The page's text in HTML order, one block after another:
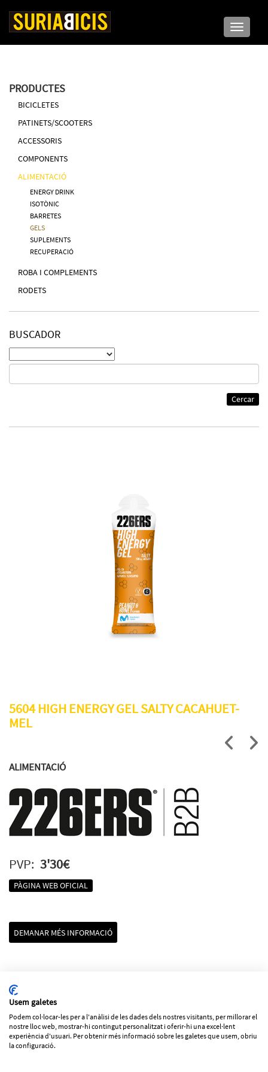
Toggle
PRODUCTES
BICICLETES
PATINETS/SCOOTERS
ACCESSORIS
COMPONENTS
ALIMENTACIÓ
ENERGY DRINK
ISOTÒNIC
BARRETES
GELS
SUPLEMENTS
RECUPERACIÓ
ROBA I COMPLEMENTS
RODETS
BUSCADOR
Cercar
5604 HIGH ENERGY GEL SALTY CACAHUET-
MEL
ALIMENTACIÓ
PVP: 3'30€
PÀGINA WEB OFICIAL
DEMANAR MÉS INFORMACIÓ
Tornar al llistat
Els preus dels productes poden variar sense previ avís
Usem galetes
Podem col·locar-les per a l'anàlisi de les dades dels nostres visitants, per millorar el
nostre lloc web, mostrar-hi contingut personalitzat i oferir-hi una excel·lent
experiència d'usuari. Per obtenir més informació sobre les galetes que usem, obriu
la configuració.